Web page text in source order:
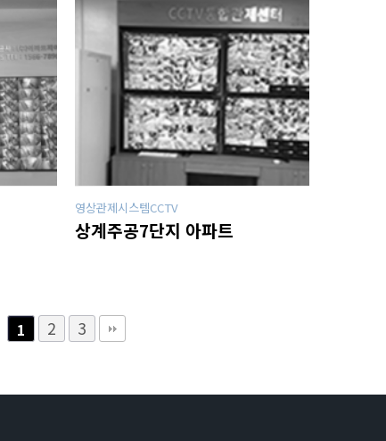
영상관제시스템CCTV
상계주공7단지 아파트
1 2 3